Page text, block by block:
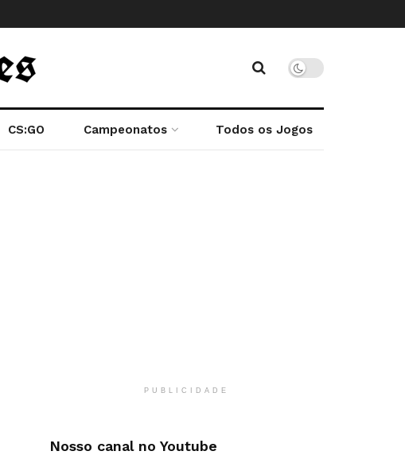
CS:GO Campeonatos Todos os Jogos
PUBLICIDADE
Nosso canal no Youtube